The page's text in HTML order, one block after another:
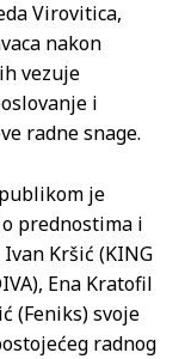
Virovitica,
nakon
vezuje
i
radne snage.
je
prednostima i
Kršić (KING
Ena Kratofil
(Feniks) svoje
radnog